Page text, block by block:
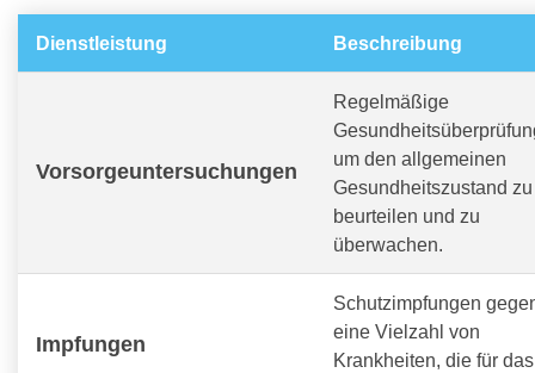
Dienstleistung Beschreibung
Vorsorgeuntersuchungen
Regelmäßige
um den allgemeinen
Gesundheitszustand zu
beurteilen und zu
überwachen.
Impfungen
Schutzimpfungen
eine Vielzahl von
Krankheiten, die für das